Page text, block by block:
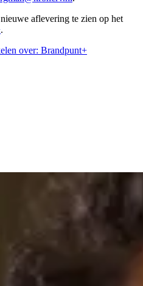
aflevering te zien op het
.
over: Brandpunt+